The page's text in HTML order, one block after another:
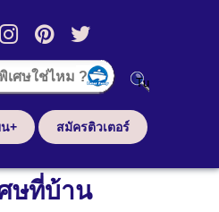
+ สมัครติวเตอร์
ษที่บ้าน